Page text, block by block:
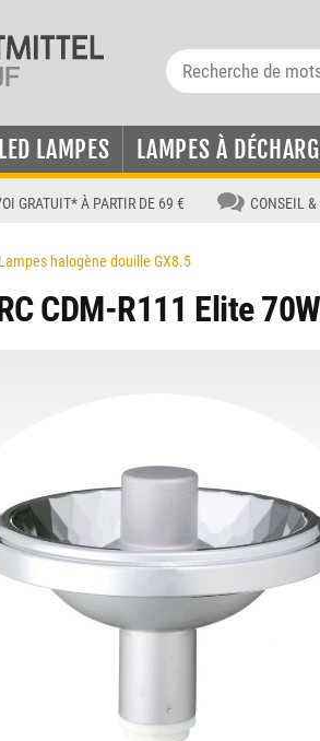
LED LAMPES LAMPES À
GRATUIT* À PARTIR DE 69 € CONSEIL
Lampes halogène douille GX8.5
CDM-R111 Elite